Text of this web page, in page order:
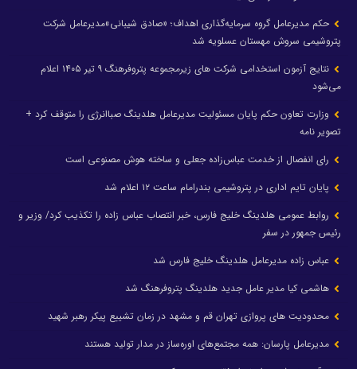
حکم مدیرعامل گروه سرمایه‌گذاری اهداف؛ «صادق شیبانی»مدیرعامل شرکت
پتروشیمی سروش مهستان عسلویه شد
نتایج آزمون استخدامی شرکت های زیرمجموعه پتروفرهنگ ۹ تیر ۱۴۰۵ اعلام
می‌شود
وزارت تعاون حکم پایان مسئولیت مدیرعامل هلدینگ صباانرژی را متوقف کرد +
تصویر نامه
رای انفصال از خدمت عباس‌زاده جعلی و ساخته هوش مصنوعی است
پایان تایم اداری در پتروشیمی بندرامام ساعت ۱۲ اعلام شد
روابط عمومی هلدینگ خلیج فارس، خبر انتصاب عباس زاده را تکذیب کرد/ وزیر و
رئیس جمهور در سفر
عباس زاده مدیرعامل هلدینگ خلیج فارس شد
هاشمی کیا مدیر عامل جدید هلدینگ پتروفرهنگ شد
محدودیت های پروازی تهران قم و مشهد در زمان تشییع پیکر رهبر شهید
مدیرعامل پارسان: همه مجتمع‌های اوره‌ساز در مدار تولید هستند